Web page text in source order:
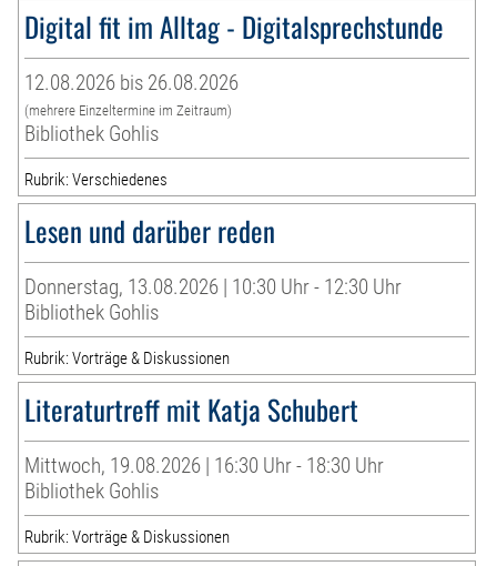
Digital fit im Alltag - Digitalsprechstunde
12.08.2026 bis 26.08.2026
(mehrere Einzeltermine im Zeitraum)
Bibliothek Gohlis
Rubrik: Verschiedenes
Lesen und darüber reden
Donnerstag, 13.08.2026 | 10:30 Uhr - 12:30 Uhr
Bibliothek Gohlis
Rubrik: Vorträge & Diskussionen
Literaturtreff mit Katja Schubert
Mittwoch, 19.08.2026 | 16:30 Uhr - 18:30 Uhr
Bibliothek Gohlis
Rubrik: Vorträge & Diskussionen